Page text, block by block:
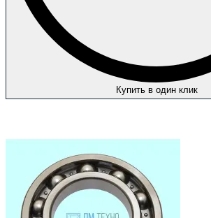
Купить в один клик